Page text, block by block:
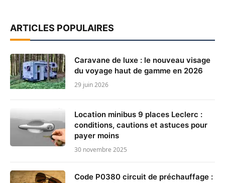
ARTICLES POPULAIRES
Caravane de luxe : le nouveau visage
du voyage haut de gamme en 2026
29 juin 2026
Location minibus 9 places Leclerc :
conditions, cautions et astuces pour
payer moins
30 novembre 2025
Code P0380 circuit de préchauffage :